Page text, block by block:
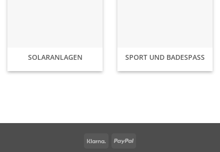
SOLARANLAGEN SPORT UND BADESPASS
Klarna PayPal